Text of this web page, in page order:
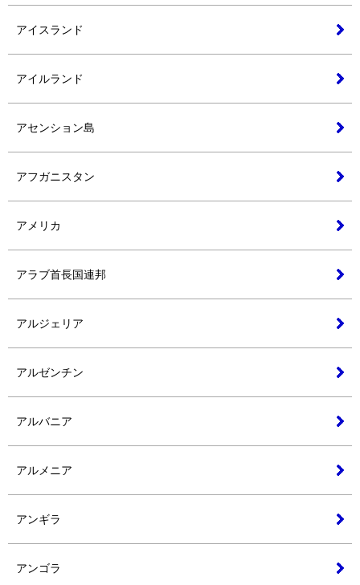
アイスランド
アイルランド
アセンション島
アフガニスタン
アメリカ
アラブ首長国連邦
アルジェリア
アルゼンチン
アルバニア
アルメニア
アンギラ
アンゴラ